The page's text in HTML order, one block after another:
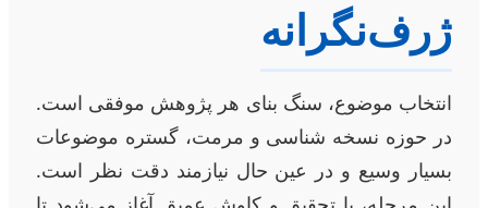
ژرف‌نگرانه
انتخاب موضوع، سنگ بنای هر پژوهش موفقی است.
در حوزه نسخه شناسی و مرمت، گستره موضوعات
بسیار وسیع و در عین حال نیازمند دقت نظر است.